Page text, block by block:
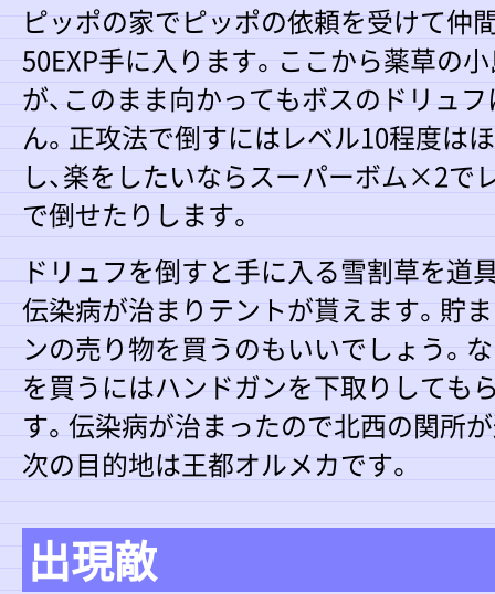
ピッポの家でピッポの依頼を受けて仲
50EXP手に入ります。ここから薬草の
が、このまま向かってもボスのドリュ
ん。正攻法で倒すにはレベル10程度は
し、楽をしたいならスーパーボム×2で
で倒せたりします。
ドリュフを倒すと手に入る雪割草を道
伝染病が治まりテントが貰えます。貯
ンの売り物を買うのもいいでしょう。
を買うにはハンドガンを下取りしても
す。伝染病が治まったので北西の関所
次の目的地は王都オルメカです。
出現敵